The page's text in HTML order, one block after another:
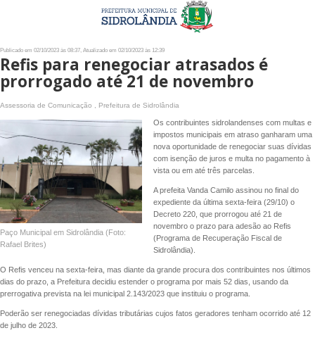
Publicado em 02/10/2023 às 08:37, Atualizado em 02/10/2023 às 12:39
Refis para renegociar atrasados é
prorrogado até 21 de novembro
Assessoria de Comunicação , Prefeitura de Sidrolândia
Paço Municipal em Sidrolândia (Foto:
Rafael Brites)
Os contribuintes sidrolandenses com multas e
impostos municipais em atraso ganharam uma
nova oportunidade de renegociar suas dívidas
com isenção de juros e multa no pagamento à
vista ou em até três parcelas.
A prefeita Vanda Camilo assinou no final do
expediente da última sexta-feira (29/10) o
Decreto 220, que prorrogou até 21 de
novembro o prazo para adesão ao Refis
(Programa de Recuperação Fiscal de
Sidrolândia).
O Refis venceu na sexta-feira, mas diante da grande procura dos contribuintes nos últimos
dias do prazo, a Prefeitura decidiu estender o programa por mais 52 dias, usando da
prerrogativa prevista na lei municipal 2.143/2023 que instituiu o programa.
Poderão ser renegociadas dívidas tributárias cujos fatos geradores tenham ocorrido até 12
de julho de 2023.